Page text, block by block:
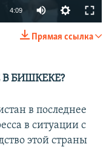
4:09
Прямая ссылка
БИШКЕКЕ?
в последнее
в ситуации с
этой страны